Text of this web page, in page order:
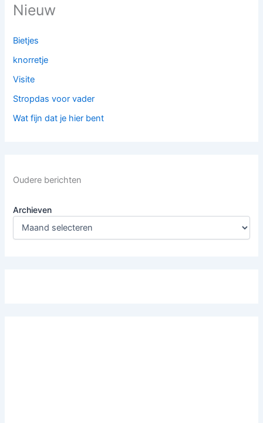
Nieuw
Bietjes
knorretje
Visite
Stropdas voor vader
Wat fijn dat je hier bent
Oudere berichten
Archieven